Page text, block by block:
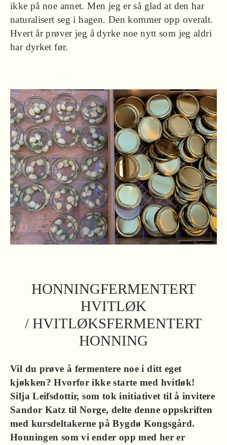
ikke på noe annet. Men jeg er så glad at den har
naturalisert seg i hagen. Den kommer opp overalt.
Hvert år prøver jeg å dyrke noe nytt som jeg aldri
har dyrket før.
HONNINGFERMENTERT
HVITLØK
/ HVITLØKSFERMENTERT
HONNING
Vil du prøve å fermentere noe i ditt eget
kjøkken? Hvorfor ikke starte med hvitløk!
Silja Leifsdottir, som tok initiativet til å invitere
Sandor Katz til Norge, delte denne oppskriften
med kursdeltakerne på Bygdø Kongsgård.
Honningen som vi ender opp med her er